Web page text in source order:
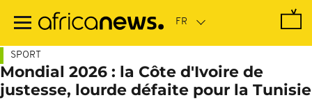
contenu
SPORT
Mondial 2026 : la Côte d'Ivoire de
justesse, lourde défaite pour la Tunisie